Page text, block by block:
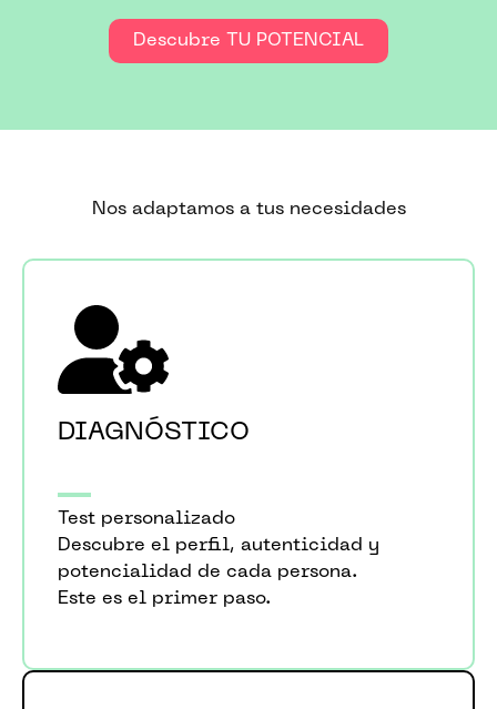
Descubre TU POTENCIAL
Nos adaptamos a tus necesidades
DIAGNÓSTICO
Test personalizado
Descubre el perfil, autenticidad y
potencialidad de cada persona.
Este es el primer paso.